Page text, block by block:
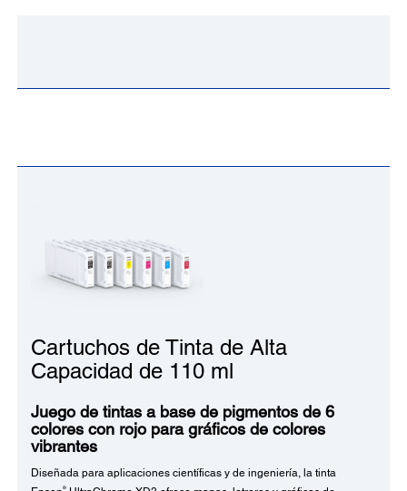
Cartuchos de Tinta de Alta
Capacidad de 110 ml
Juego de tintas a base de pigmentos de 6
colores con rojo para gráficos de colores
vibrantes
Diseñada para aplicaciones científicas y de ingeniería, la tinta
®